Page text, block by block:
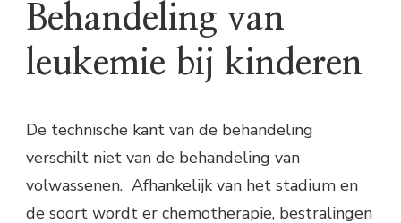
Behandeling van
leukemie bij kinderen
De technische kant van de behandeling
verschilt niet van de behandeling van
volwassenen. Afhankelijk van het stadium en
de soort wordt er chemotherapie, bestralingen